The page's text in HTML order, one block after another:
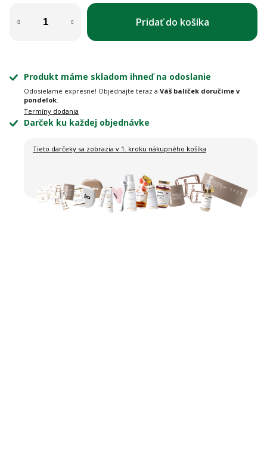
Pridať do košíka
Produkt máme skladom ihneď na odoslanie
Odosielame expresne! Objednajte teraz a Váš balíček doručíme v
pondelok.
Termíny dodania
Darček ku každej objednávke
Tieto darčeky sa zobrazia v 1. kroku nákupného košíka